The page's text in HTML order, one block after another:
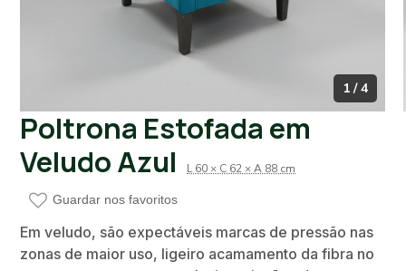
1 / 4
Poltrona Estofada em
Veludo Azul
L 60 × C 62 × A 88 cm
Guardar nos favoritos
Em veludo, são expectáveis marcas de pressão nas
zonas de maior uso, ligeiro acamamento da fibra no